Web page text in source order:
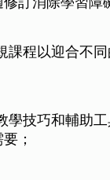
課程以迎合不
學技巧和輔助
；